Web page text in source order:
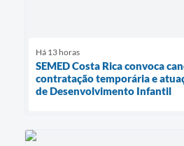
Há 13 horas
SEMED Costa Rica convoca
contratação temporária e
de Desenvolvimento Infantil